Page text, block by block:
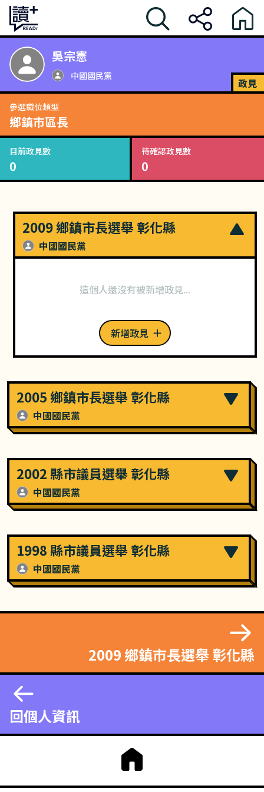
吳宗憲
中國國民黨
政見
參選職位類型
鄉鎮市區長
目前政見數
0
待確認政見數
0
2009 鄉鎮市長選舉 彰化縣
中國國民黨
這個人還沒有被新增政見...
新增政見
2005 鄉鎮市長選舉 彰化縣
中國國民黨
2002 縣市議員選舉 彰化縣
中國國民黨
1998 縣市議員選舉 彰化縣
中國國民黨
回個人資訊
2009 鄉鎮市長選舉 彰化縣